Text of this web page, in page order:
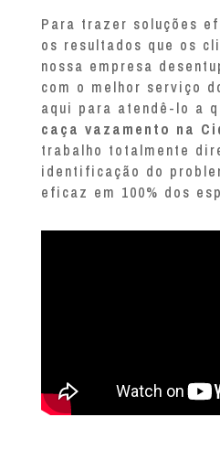
Para trazer soluções
os resultados que os
nossa empresa
com o melhor serviço
aqui para atendê-lo a
caça vazamento na
trabalho totalmente
identificação do
eficaz em 100% dos